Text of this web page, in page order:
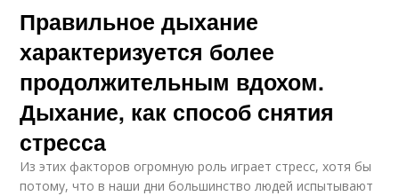
Правильное дыхание
характеризуется более
продолжительным вдохом.
Дыхание, как способ снятия
стресса
Из этих факторов огромную роль играет стресс, хотя бы
потому, что в наши дни большинство людей испытывают